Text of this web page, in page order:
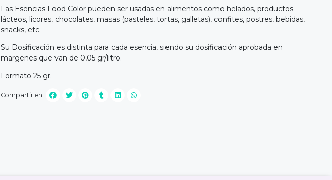
Las Esencias Food Color pueden ser usadas en alimentos como helados, productos
lácteos, licores, chocolates, masas (pasteles, tortas, galletas), confites, postres, bebidas,
snacks, etc.
Su Dosificación es distinta para cada esencia, siendo su dosificación aprobada en
margenes que van de 0,05 gr/litro.
Formato 25 gr.
Compartir en: